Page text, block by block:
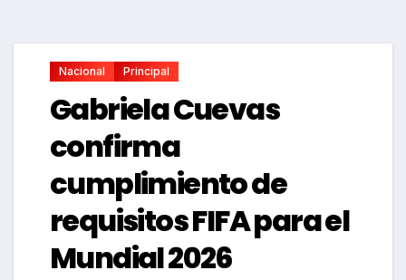
Nacional Principal
Gabriela Cuevas
confirma
cumplimiento de
requisitos FIFA para el
Mundial 2026